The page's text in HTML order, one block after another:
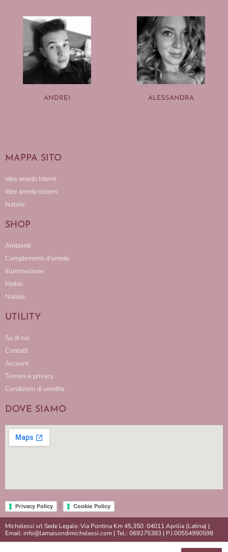
ANDREI ALESSANDRA
MAPPA SITO
Idee arredo Interni
Idee arredo esterni
Natale
SHOP
Ambienti
Complementi d'arredo
Illuminazione
Mobili
Natale
UTILITY
Su di noi
Contatti
Account
Termini e privacy
Condizioni di vendita
DOVE SIAMO
Privacy Policy | Cookie Policy
Michelessi srl Sede Legale: Via Pontina Km 45,350 04011 Aprilia (Latina) |
Email: info@lamaisondimichelessi.com | Tel.: 069275383 | P.I.00554990598